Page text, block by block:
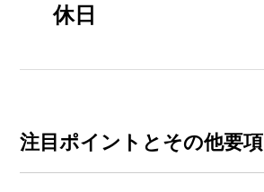
休日
注⽬ポイントとその他要項